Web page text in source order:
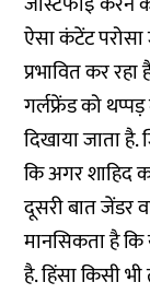
ऐसा कंटेंट परोसा
प्रभावित कर
गर्लफ्रेंड को
दिखाया जाता
कि अगर शाहिद
दूसरी बात
मानसिकता है
है. हिंसा किसी